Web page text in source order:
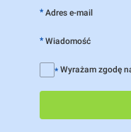
* Adres e-mail
* Wiadomość
* Wyrażam zgodę